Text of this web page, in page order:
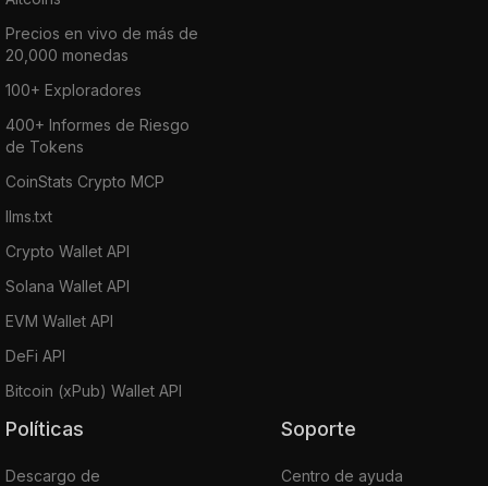
Precios en vivo de más de
20,000 monedas
100+ Exploradores
400+ Informes de Riesgo
de Tokens
CoinStats Crypto MCP
llms.txt
Crypto Wallet API
Solana Wallet API
EVM Wallet API
DeFi API
Bitcoin (xPub) Wallet API
Políticas
Descargo de
Soporte
Centro de ayuda